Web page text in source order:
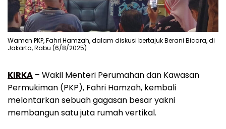
Wamen PKP, Fahri Hamzah, dalam diskusi bertajuk Berani Bicara, di
Jakarta, Rabu (6/8/2025)
KIRKA – Wakil Menteri Perumahan dan Kawasan
Permukiman (PKP), Fahri Hamzah, kembali
melontarkan sebuah gagasan besar yakni
membangun satu juta rumah vertikal.